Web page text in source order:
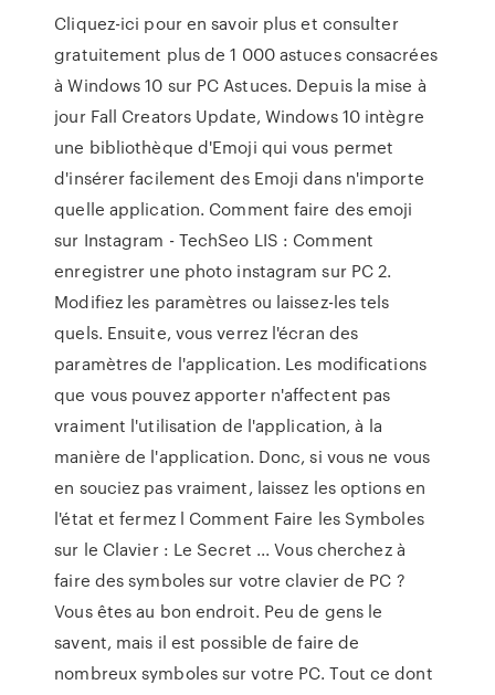
Cliquez-ici pour en savoir plus et consulter
gratuitement plus de 1 000 astuces consacrées
à Windows 10 sur PC Astuces. Depuis la mise à
jour Fall Creators Update, Windows 10 intègre
une bibliothèque d'Emoji qui vous permet
d'insérer facilement des Emoji dans n'importe
quelle application. Comment faire des emoji
sur Instagram - TechSeo LIS : Comment
enregistrer une photo instagram sur PC 2.
Modifiez les paramètres ou laissez-les tels
quels. Ensuite, vous verrez l'écran des
paramètres de l'application. Les modifications
que vous pouvez apporter n'affectent pas
vraiment l'utilisation de l'application, à la
manière de l'application. Donc, si vous ne vous
en souciez pas vraiment, laissez les options en
l'état et fermez l Comment Faire les Symboles
sur le Clavier : Le Secret ... Vous cherchez à
faire des symboles sur votre clavier de PC ?
Vous êtes au bon endroit. Peu de gens le
savent, mais il est possible de faire de
nombreux symboles sur votre PC. Tout ce dont